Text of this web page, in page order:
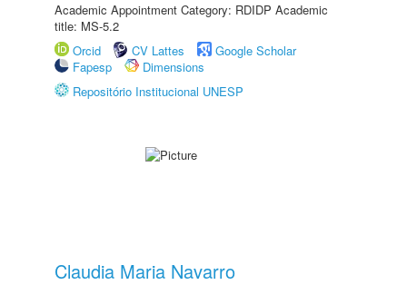
Academic Appointment Category: RDIDP Academic
title: MS-5.2
Orcid
CV Lattes
Google Scholar
Fapesp
Dimensions
Repositório Institucional UNESP
Claudia Maria Navarro